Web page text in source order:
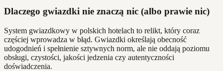
Dlaczego gwiazdki nie znaczą nic (albo prawie nic)
System gwiazdkowy w polskich hotelach to relikt, który coraz
częściej wprowadza w błąd. Gwiazdki określają obecność
udogodnień i spełnienie sztywnych norm, ale nie oddają poziomu
obsługi, czystości, jakości jedzenia czy autentyczności
doświadczenia.